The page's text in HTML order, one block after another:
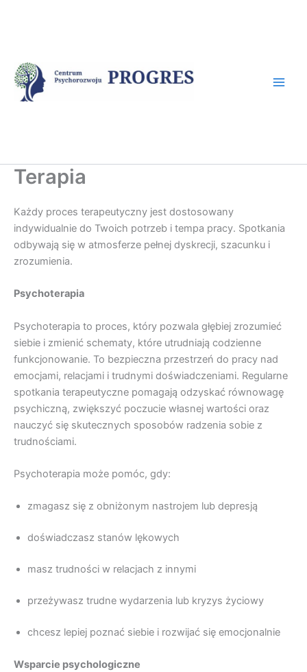
Terapia
Każdy proces terapeutyczny jest dostosowany
indywidualnie do Twoich potrzeb i tempa pracy. Spotkania
odbywają się w atmosferze pełnej dyskrecji, szacunku i
zrozumienia.
Psychoterapia
Psychoterapia to proces, który pozwala głębiej zrozumieć
siebie i zmienić schematy, które utrudniają codzienne
funkcjonowanie. To bezpieczna przestrzeń do pracy nad
emocjami, relacjami i trudnymi doświadczeniami. Regularne
spotkania terapeutyczne pomagają odzyskać równowagę
psychiczną, zwiększyć poczucie własnej wartości oraz
nauczyć się skutecznych sposobów radzenia sobie z
trudnościami.
Psychoterapia może pomóc, gdy:
zmagasz się z obniżonym nastrojem lub depresją
doświadczasz stanów lękowych
masz trudności w relacjach z innymi
przeżywasz trudne wydarzenia lub kryzys życiowy
chcesz lepiej poznać siebie i rozwijać się emocjonalnie
Wsparcie psychologiczne